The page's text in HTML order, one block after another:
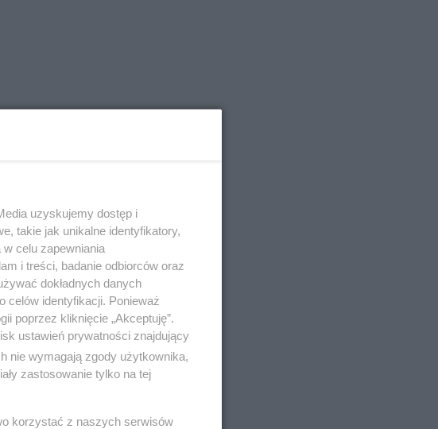
uzyskujemy dostęp i
takie jak unikalne identyfikatory,
celu zapewniania
i treści, badanie odbiorców oraz
dokładnych danych
celów identyfikacji. Ponieważ
poprzez kliknięcie „Akceptuję”.
ustawień prywatności znajdujący
nie wymagają zgody użytkownika,
zastosowanie tylko na tej
korzystać z naszych serwisów